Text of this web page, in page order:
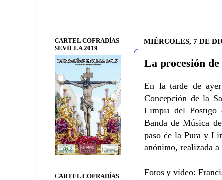
MIÉRCOLES, 7 DE
La procesión
En la tarde de
Concepción de la
Limpia del Postigo
Banda de Música
paso de la Pura y
anónimo, realizada
Fotos y vídeo:
CARTEL COFRADÍAS
SEVILLA 2019
CARTEL COFRADÍAS